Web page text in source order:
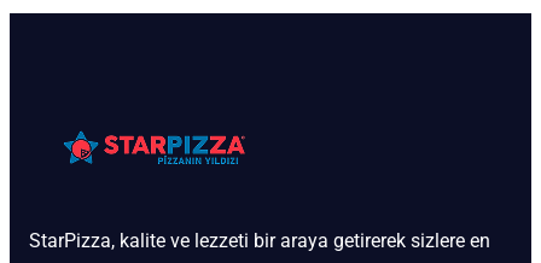
StarPizza, kalite ve lezzeti bir araya getirerek sizlere en